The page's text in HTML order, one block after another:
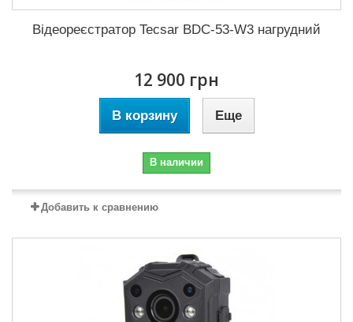
Відеореєстратор Tecsar BDC-53-W3 нагрудний
12 900 грн
В корзину Еще
В наличии
Добавить к сравнению